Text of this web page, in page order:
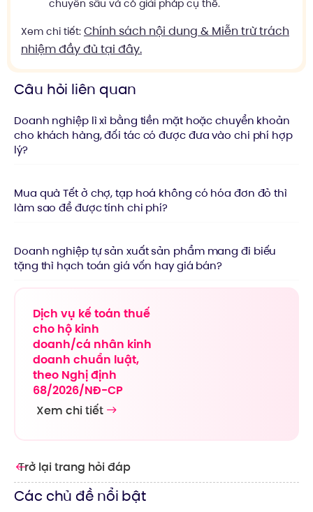
Trở lại trang hỏi đáp
Các chủ đề nổi bật
chuyên sâu và có giải pháp cụ thể.
Xem chi tiết: Chính sách nội dung & Miễn trừ trách
nhiệm đầy đủ tại đây.
Câu hỏi liên quan
Doanh nghiệp lì xì bằng tiền mặt hoặc chuyển khoản
cho khách hàng, đối tác có được đưa vào chi phí hợp
lý?
Mua quà Tết ở chợ, tạp hoá không có hóa đơn đỏ thì
làm sao để được tính chi phí?
Doanh nghiệp tự sản xuất sản phẩm mang đi biếu
tặng thì hạch toán giá vốn hay giá bán?
Dịch vụ kế toán thuế
cho hộ kinh
doanh/cá nhân kinh
doanh chuẩn luật,
theo Nghị định
68/2026/NĐ-CP
Xem chi tiết